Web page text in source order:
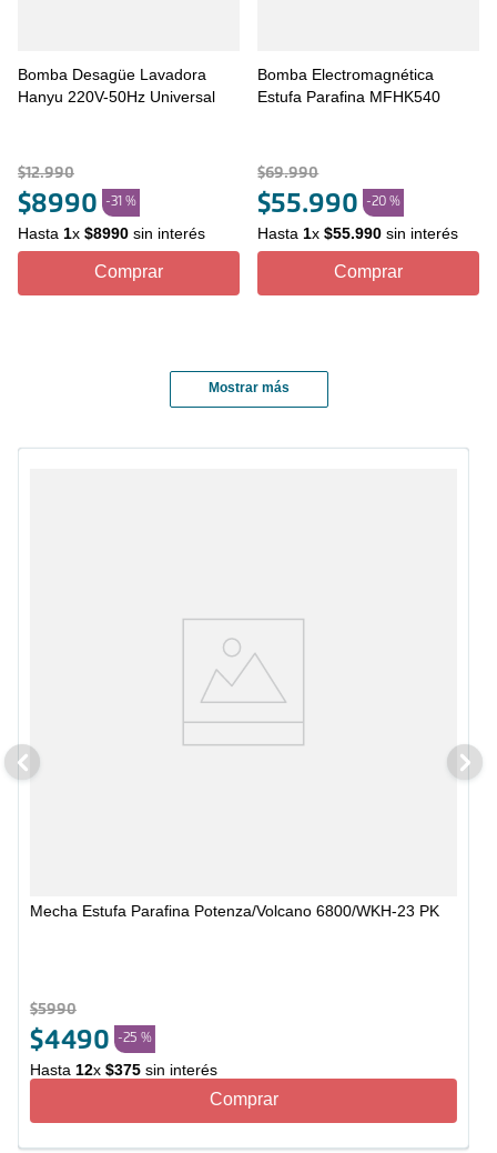
Bomba Desagüe Lavadora
Hanyu 220V-50Hz Universal
$12.990
$8990 -31 %
Hasta 1x $8990 sin interés
Comprar
Bomba Electromagnética
Estufa Parafina MFHK540
$69.990
$55.990 -20 %
Hasta 1x$55.990 sin interés
Comprar
Mostrar más
Mecha Estufa Parafina Potenza/Volcano 6800/WKH-23 PK
$5990
$4490 -25 %
Hasta 12x $375 sin interés
Comprar